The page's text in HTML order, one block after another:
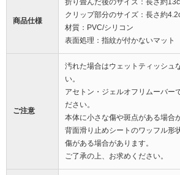
商品仕様
折り畳んだ後のサイズ：長さ約
クリップ部分のサイズ：長さ約
材質：PVC/シリコン
表面処理：指紋が付かないマット
ご注意
汚れた場合はウェットティッシュ
い。
アセトン・ジェルオフリムーバー
ださい。
本体に小さな傷や斑点がある場合
背面滑り止めシートのワッフル形
傷がある場合があります。
ご了承の上、お求めください。